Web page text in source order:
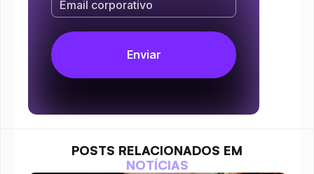
POSTS RELACIONADOS EM
NOTÍCIAS